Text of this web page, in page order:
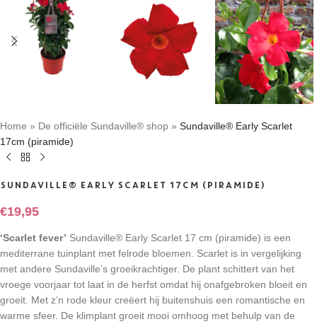
Home » De officiële Sundaville® shop » Sundaville® Early Scarlet
17cm (piramide)
SUNDAVILLE® EARLY SCARLET 17CM (PIRAMIDE)
€19,95
‘Scarlet fever’ Sundaville® Early Scarlet 17 cm (piramide) is een
mediterrane tuinplant met felrode bloemen. Scarlet is in vergelijking
met andere Sundaville’s groeikrachtiger. De plant schittert van het
vroege voorjaar tot laat in de herfst omdat hij onafgebroken bloeit en
groeit. Met z’n rode kleur creëert hij buitenshuis een romantische en
warme sfeer. De klimplant groeit mooi omhoog met behulp van de